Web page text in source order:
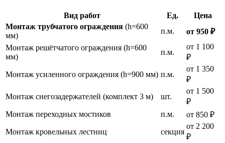
Вид работ Ед.
Цена
Монтаж трубчатого ограждения (h=600
мм)
п.м.
от 950 ₽
Монтаж решётчатого ограждения (h=600
мм)
п.м.
от 1 100
₽
Монтаж усиленного ограждения (h=900 мм) п.м.
от 1 350
₽
Монтаж снегозадержателей (комплект 3 м)
шт.
от 1 500
₽
Монтаж переходных мостиков
п.м.
от 850 ₽
Монтаж кровельных лестниц
секция
от 2 200
₽